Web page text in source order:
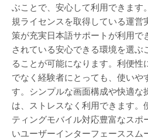
ぶことで、安心して利用できます
規ライセンスを取得している運営
策が充実日本語サポートが利用で
されている安心できる環境を選ぶ
ることが可能になります。利便性
でなく経験者にとっても、使いや
す。シンプルな画面構成や快適な
は、ストレスなく利用できます。
ティングモバイル対応豊富なスポ
いユーザーインターフェーススム